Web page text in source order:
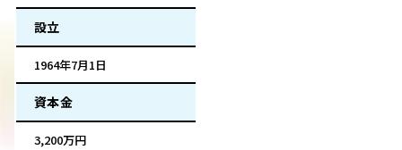
設立
1964年7月1日
資本金
3,200万円